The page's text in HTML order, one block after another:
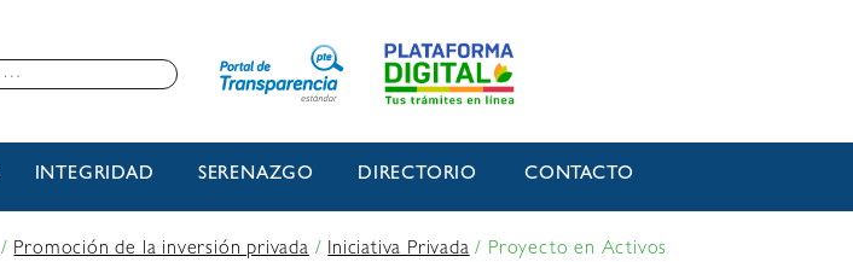
INTEGRIDAD SERENAZGO DIRECTORIO CONTACTO
/Promoción de la inversión privada/Iniciativa Privada/ Proyecto en Activos